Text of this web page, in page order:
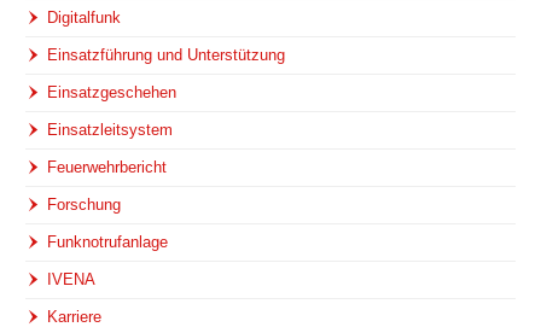
Digitalfunk
Einsatzführung und Unterstützung
Einsatzgeschehen
Einsatzleitsystem
Feuerwehrbericht
Forschung
Funknotrufanlage
IVENA
Karriere